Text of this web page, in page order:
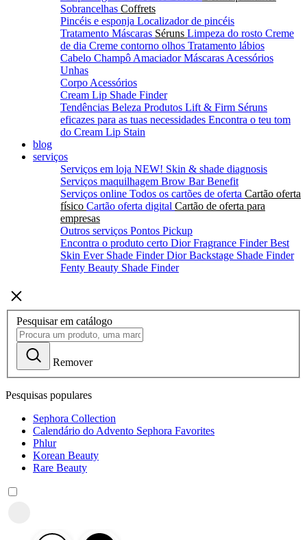
Sobrancelhas Coffrets
Pincéis e esponja Localizador de pincéis
Tratamento Máscaras Séruns Limpeza do rosto Creme
de dia Creme contorno olhos Tratamento lábios
Cabelo Champô AmaciadorMáscaras Acessórios
Unhas
Corpo Acessórios
Cream Lip Shade Finder
Tendências Beleza Produtos Lift & Firm Séruns
eficazes para as tuas necessidades Encontra o teu tom
do Cream Lip Stain
blog
serviços
Serviços em loja NEW! Skin & shade diagnosis
Serviços maquilhagem Brow Bar Benefit
Serviços online Todos os cartões de oferta Cartão oferta
físico Cartão oferta digital Cartão de oferta para
empresas
Outros serviços Pontos Pickup
Encontra o produto certo Dior Fragrance FinderBest
Skin Ever Shade FinderDior Backstage Shade Finder
Fenty Beauty Shade Finder
Pesquisar em catálogo
Remover
Pesquisas populares
Sephora Collection
Calendário do Advento Sephora Favorites
Phlur
Korean Beauty
Rare Beauty